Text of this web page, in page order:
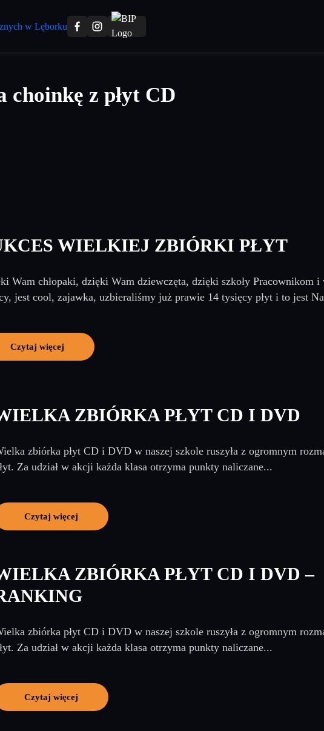
choinkę z płyt CD
WIELKIEJ ZBIÓRKI PŁYT
Wam chłopaki, dzięki Wam dziewczęta, dzięki szkoły Pracownikom
jest cool, zajawka, uzbieraliśmy już prawie 14 tysięcy płyt i to jest
Czytaj więcej
ZBIÓRKA PŁYT CD I DVD
zbiórka płyt CD i DVD w naszej szkole ruszyła z ogromnym
Za udział w akcji każda klasa otrzyma punkty naliczane...
Czytaj więcej
ZBIÓRKA PŁYT CD I DVD –
zbiórka płyt CD i DVD w naszej szkole ruszyła z ogromnym
Za udział w akcji każda klasa otrzyma punkty naliczane...
Czytaj więcej